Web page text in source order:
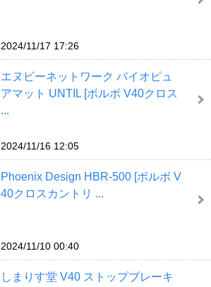
2024/11/17 17:26
エヌビーネットワーク バイオピュ
アマット UNTIL [ボルボ V40クロス
...
2024/11/16 12:05
Phoenix Design HBR-500 [ボルボ V
40クロスカントリ ...
2024/11/10 00:40
しまりす堂 V40 ストップブレーキ